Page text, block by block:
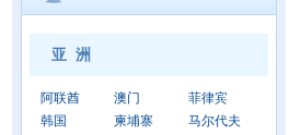
亚 洲
阿联酋 澳门
菲律宾
韩国
柬埔寨
马尔代夫